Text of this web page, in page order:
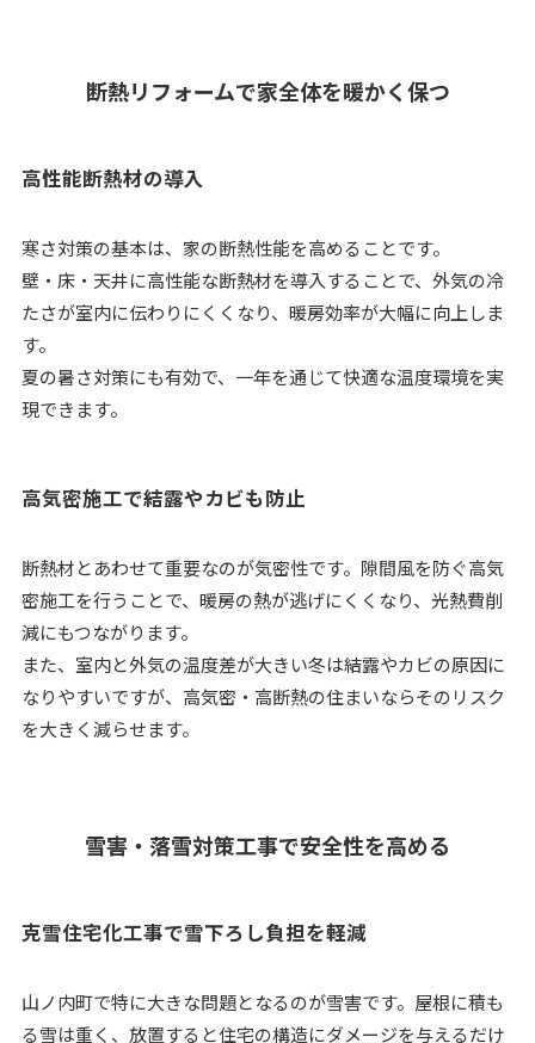
断熱リフォームで家全体を暖かく保つ
高性能断熱材の導入
寒さ対策の基本は、家の断熱性能を高めることです。
壁・床・天井に高性能な断熱材を導入することで、外気の冷
たさが室内に伝わりにくくなり、暖房効率が大幅に向上しま
す。
夏の暑さ対策にも有効で、一年を通じて快適な温度環境を実
現できます。
高気密施工で結露やカビも防止
断熱材とあわせて重要なのが気密性です。隙間風を防ぐ高気
密施工を行うことで、暖房の熱が逃げにくくなり、光熱費削
減にもつながります。
また、室内と外気の温度差が大きい冬は結露やカビの原因に
なりやすいですが、高気密・高断熱の住まいならそのリスク
を大きく減らせます。
雪害・落雪対策工事で安全性を高める
克雪住宅化工事で雪下ろし負担を軽減
山ノ内町で特に大きな問題となるのが雪害です。屋根に積も
る雪は重く、放置すると住宅の構造にダメージを与えるだけ